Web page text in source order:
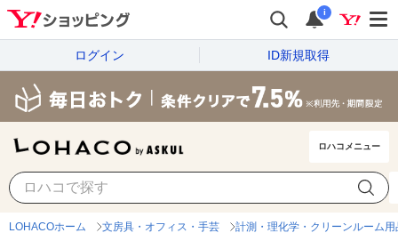
i
ログイン ID新規取得
ロハコメニュー
LOHACOホーム 文房具・オフィス・手芸 計測・理化学・クリーンルーム用